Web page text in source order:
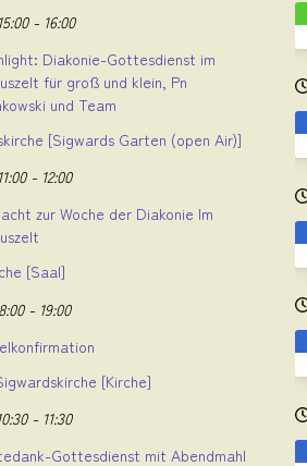
15:00 - 16:00
Diakonie-Gottesdienst im
für groß und klein, Pn
und Team
[Sigwards Garten (open Air)]
11:00 - 12:00
zur Woche der Diakonie Im
[Saal]
- 19:00
[Kirche]
- 11:30
Gottesdienst mit Abendmahl